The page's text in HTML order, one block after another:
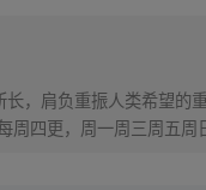
，肩负重振人类希望的
地？别怕来我的地下系统避难所辅佐我吧， we need